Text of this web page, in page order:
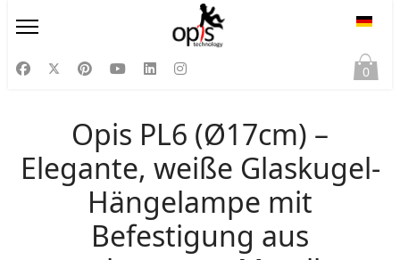
0
Opis PL6 (Ø17cm) –
Elegante, weiße Glaskugel-
Hängelampe mit
Befestigung aus